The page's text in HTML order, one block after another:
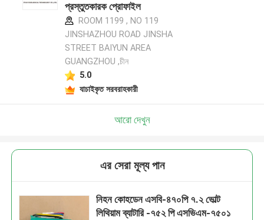
প্রস্তুতকারক প্রোফাইল
ROOM 1199 , NO 119
JINSHAZHOU ROAD JINSHA
STREET BAIYUN AREA
GUANGZHOU ,চীন
5.0
যাচাইকৃত সরবরাহকারী
আরো দেখুন
এর সেরা মূল্য পান
নিহন কোহডেন এসবি-৪৭০পি ৭.২ ভোল্ট
লিথিয়াম ব্যাটারি -৭৫২ পি এসভিএম-৭৫০১